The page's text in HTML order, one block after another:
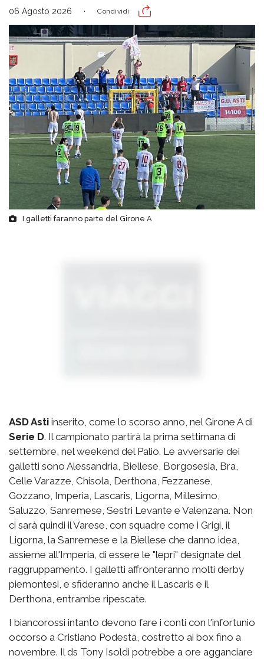
06 Agosto 2026 Condividi
I galletti faranno parte del Girone A
ASD Asti inserito, come lo scorso anno, nel Girone A di
Serie D. Il campionato partirà la prima settimana di
settembre, nel weekend del Palio. Le avversarie dei
galletti sono Alessandria, Biellese, Borgosesia, Bra,
Celle Varazze, Chisola, Derthona, Fezzanese,
Gozzano, Imperia, Lascaris, Ligorna, Millesimo,
Saluzzo, Sanremese, Sestri Levante e Valenzana. Non
ci sarà quindi il Varese, con squadre come i Grigi, il
Ligorna, la Sanremese e la Biellese che danno idea,
assieme all'Imperia, di essere le "lepri" designate del
raggruppamento. I galletti affronteranno molti derby
piemontesi, e sfideranno anche il Lascaris e il
Derthona, entrambe ripescate.
I biancorossi intanto devono fare i conti con l'infortunio
occorso a Cristiano Podestà, costretto ai box fino a
novembre. Il ds Tony Isoldi potrebbe a ore agganciare